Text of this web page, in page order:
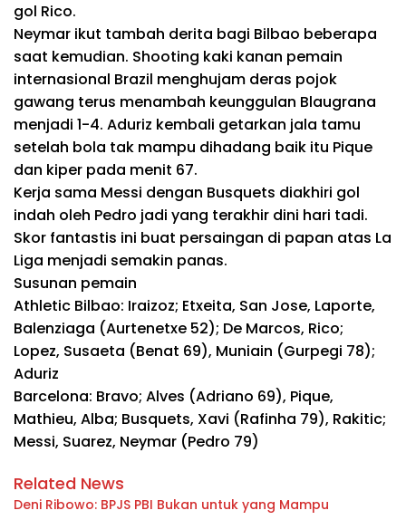
gol Rico.
Neymar ikut tambah derita bagi Bilbao beberapa
saat kemudian. Shooting kaki kanan pemain
internasional Brazil menghujam deras pojok
gawang terus menambah keunggulan Blaugrana
menjadi 1-4. Aduriz kembali getarkan jala tamu
setelah bola tak mampu dihadang baik itu Pique
dan kiper pada menit 67.
Kerja sama Messi dengan Busquets diakhiri gol
indah oleh Pedro jadi yang terakhir dini hari tadi.
Skor fantastis ini buat persaingan di papan atas La
Liga menjadi semakin panas.
Susunan pemain
Athletic Bilbao: Iraizoz; Etxeita, San Jose, Laporte,
Balenziaga (Aurtenetxe 52); De Marcos, Rico;
Lopez, Susaeta (Benat 69), Muniain (Gurpegi 78);
Aduriz
Barcelona: Bravo; Alves (Adriano 69), Pique,
Mathieu, Alba; Busquets, Xavi (Rafinha 79), Rakitic;
Messi, Suarez, Neymar (Pedro 79)
Related News
Deni Ribowo: BPJS PBI Bukan untuk yang Mampu